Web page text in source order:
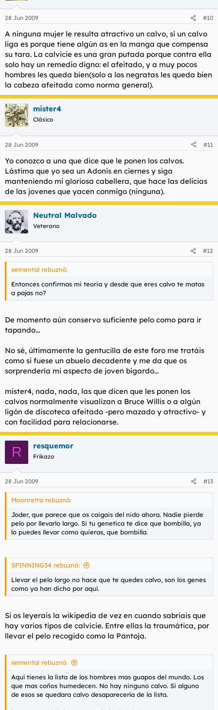
28 Jun 2009 #10
A ninguna mujer le resulta atractivo un calvo, si un calvo
liga es porque tiene algún as en la manga que compensa
su tara. La calvicie es una gran putada porque contra ella
solo hay un remedio digno: el afeitado, y a muy pocos
hombres les queda bien(solo a los negratas les queda bien
la cabeza afeitada como norma general).
mister4
Clásico
28 Jun 2009 #11
Yo conozco a una que dice que le ponen los calvos.
Lástima que yo sea un Adonis en ciernes y siga
manteniendo mi gloriosa cabellera, que hace las delicias
de las jovenes que yacen conmigo (ninguna).
Neutral Malvado
Veterano
28 Jun 2009 #12
semental rebuznó:
Entonces confirmas mi teoria y desde que eres calvo te matas
a pajas no?
De momento aún conservo suficiente pelo como para ir
tapando...
No sé, últimamente la gentucilla de este foro me tratáis
como si fuese un abuelo decadente y me da que os
sorprendería mi aspecto de joven bigardo...
mister4, nada, nada, las que dicen que les ponen los
calvos normalmente visualizan a Bruce Willis o a algún
ligón de discoteca afeitado -pero mazado y atractivo- y
con facilidad para relacionarse.
R resquemor
Frikazo
28 Jun 2009 #13
Moonretra rebuznó:
Joder, que parece que os caigais del nido ahora. Nadie pierde
pelo por llevarlo largo. Si tu genetica te dice que bombilla, ya
lo puedes llevar como quieras, que bombilla.
SPINNING34 rebuznó:
Llevar el pelo largo no hace que te quedes calvo, son los genes
como ya han dicho por aquí.
Si os leyerais la wikipedia de vez en cuando sabriais que
hay varios tipos de calvície. Entre ellas la traumática, por
llevar el pelo recogido como la Pantoja.
semental rebuznó:
Aquí tienes la lista de los hombres mas guapos del mundo. Los
que mas coños humedecen. No hay ninguno calvo. Si alguno
de esos se quedara calvo desaparecería de la lista.